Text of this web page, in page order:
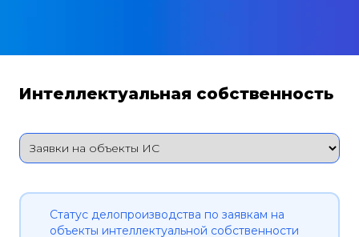
Интеллектуальная собственность
Статус делопроизводства по заявкам на
объекты интеллектуальной собственности